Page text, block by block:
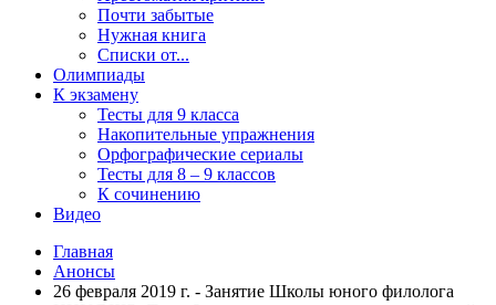
Почти забытые
Нужная книга
Списки от...
Олимпиады
К экзамену
Тесты для 9 класса
Накопительные упражнения
Орфографические сериалы
Тесты для 8 – 9 классов
К сочинению
Видео
Главная
Анонсы
26 февраля 2019 г. - Занятие Школы юного филолога